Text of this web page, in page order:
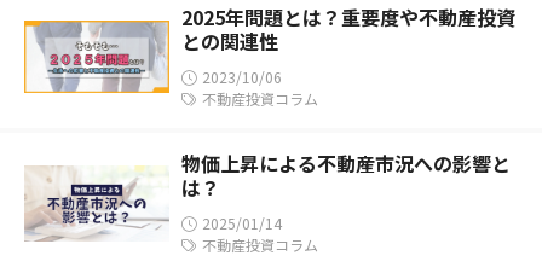
2025年問題とは？重要度や不動産投資
との関連性
2023/10/06
不動産投資コラム
物価上昇による不動産市況への影響と
は？
2025/01/14
不動産投資コラム